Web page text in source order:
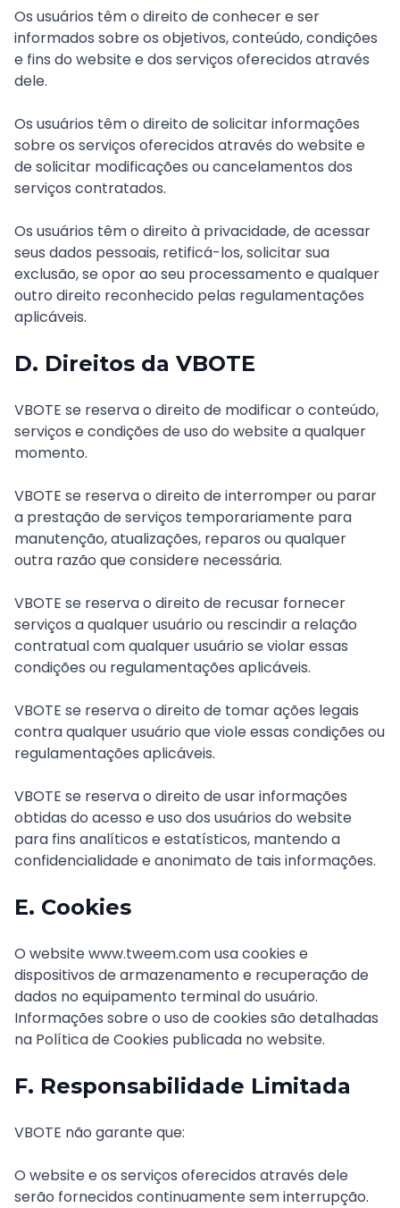
Os usuários têm o direito de conhecer e ser
informados sobre os objetivos, conteúdo, condições
e fins do website e dos serviços oferecidos através
dele.
Os usuários têm o direito de solicitar informações
sobre os serviços oferecidos através do website e
de solicitar modificações ou cancelamentos dos
serviços contratados.
Os usuários têm o direito à privacidade, de acessar
seus dados pessoais, retificá-los, solicitar sua
exclusão, se opor ao seu processamento e qualquer
outro direito reconhecido pelas regulamentações
aplicáveis.
D. Direitos da VBOTE
VBOTE se reserva o direito de modificar o conteúdo,
serviços e condições de uso do website a qualquer
momento.
VBOTE se reserva o direito de interromper ou parar
a prestação de serviços temporariamente para
manutenção, atualizações, reparos ou qualquer
outra razão que considere necessária.
VBOTE se reserva o direito de recusar fornecer
serviços a qualquer usuário ou rescindir a relação
contratual com qualquer usuário se violar essas
condições ou regulamentações aplicáveis.
VBOTE se reserva o direito de tomar ações legais
contra qualquer usuário que viole essas condições ou
regulamentações aplicáveis.
VBOTE se reserva o direito de usar informações
obtidas do acesso e uso dos usuários do website
para fins analíticos e estatísticos, mantendo a
confidencialidade e anonimato de tais informações.
E. Cookies
O website www.tweem.com usa cookies e
dispositivos de armazenamento e recuperação de
dados no equipamento terminal do usuário.
Informações sobre o uso de cookies são detalhadas
na Política de Cookies publicada no website.
F. Responsabilidade Limitada
VBOTE não garante que:
O website e os serviços oferecidos através dele
serão fornecidos continuamente sem interrupção.